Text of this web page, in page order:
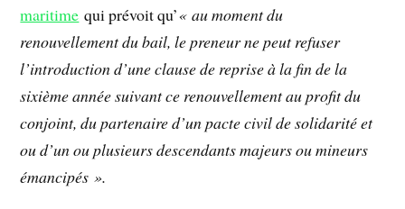
maritime qui prévoit qu’« au moment du
renouvellement du bail, le preneur ne peut refuser
l’introduction d’une clause de reprise à la fin de la
sixième année suivant ce renouvellement au profit du
conjoint, du partenaire d’un pacte civil de solidarité et
ou d’un ou plusieurs descendants majeurs ou mineurs
émancipés ».